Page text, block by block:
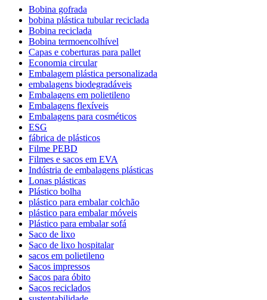
Bobina gofrada
bobina plástica tubular reciclada
Bobina reciclada
Bobina termoencolhível
Capas e coberturas para pallet
Economia circular
Embalagem plástica personalizada
embalagens biodegradáveis
Embalagens em polietileno
Embalagens flexíveis
Embalagens para cosméticos
ESG
fábrica de plásticos
Filme PEBD
Filmes e sacos em EVA
Indústria de embalagens plásticas
Lonas plásticas
Plástico bolha
plástico para embalar colchão
plástico para embalar móveis
Plástico para embalar sofá
Saco de lixo
Saco de lixo hospitalar
sacos em polietileno
Sacos impressos
Sacos para óbito
Sacos reciclados